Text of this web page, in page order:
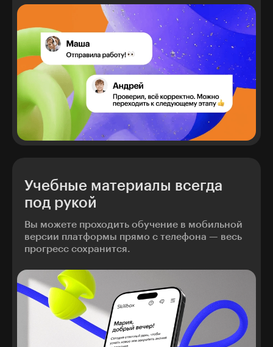
Учебные материалы всегда
под рукой
Вы можете проходить обучение в мобильной
версии платформы прямо с телефона — весь
прогресс сохранится.